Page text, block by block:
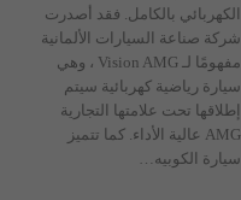
الكهربائي بالكامل. فقد أصدرت
شركة صناعة السيارات الألمانية
مفهومًا لـ Vision AMG ، وهي
سيارة رياضية كهربائية سيتم
إطلاقها تحت علامتها التجارية
AMG عالية الأداء. كما تتميز
سيارة الكوبيه